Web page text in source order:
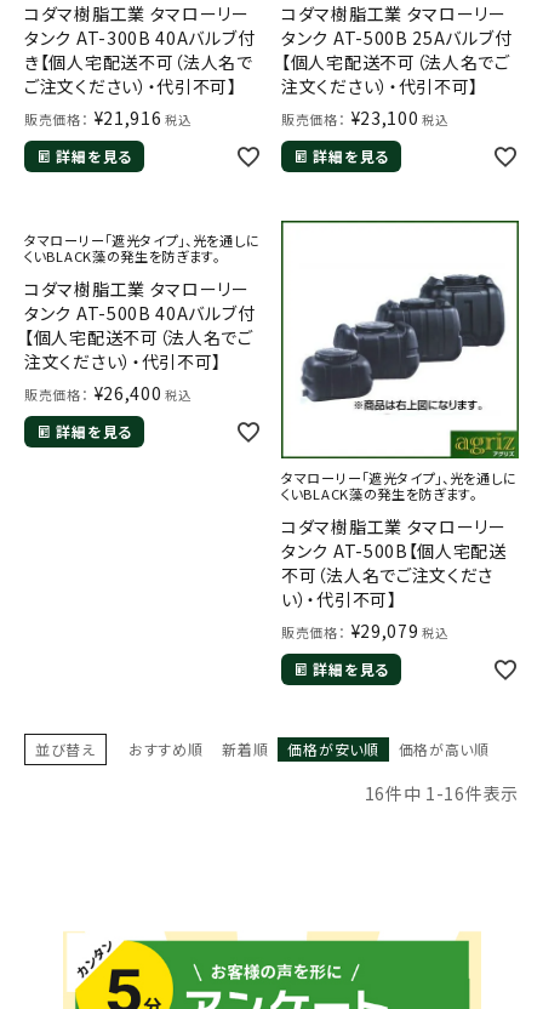
コダマ樹脂工業 タマローリー
タンク AT-300B 40Aバルブ付
き【個人宅配送不可（法人名で
ご注文ください）・代引不可】
販売価格： ¥21,916 税込
詳細を見る
コダマ樹脂工業 タマローリー
タンク AT-500B 25Aバルブ付
【個人宅配送不可（法人名でご
注文ください）・代引不可】
販売価格： ¥23,100 税込
詳細を見る
タマローリー「遮光タイプ」、光を通しに
くいBLACK藻の発生を防ぎます。
コダマ樹脂工業 タマローリー
タンク AT-500B 40Aバルブ付
【個人宅配送不可（法人名でご
注文ください）・代引不可】
販売価格： ¥26,400 税込
詳細を見る
タマローリー「遮光タイプ」、光を通しに
くいBLACK藻の発生を防ぎます。
コダマ樹脂工業 タマローリー
タンク AT-500B【個人宅配送
不可（法人名でご注文くださ
い）・代引不可】
販売価格： ¥29,079 税込
詳細を見る
並び替え おすすめ順 新着順 価格が安い順 価格が高い順
16件中 1-16件表示